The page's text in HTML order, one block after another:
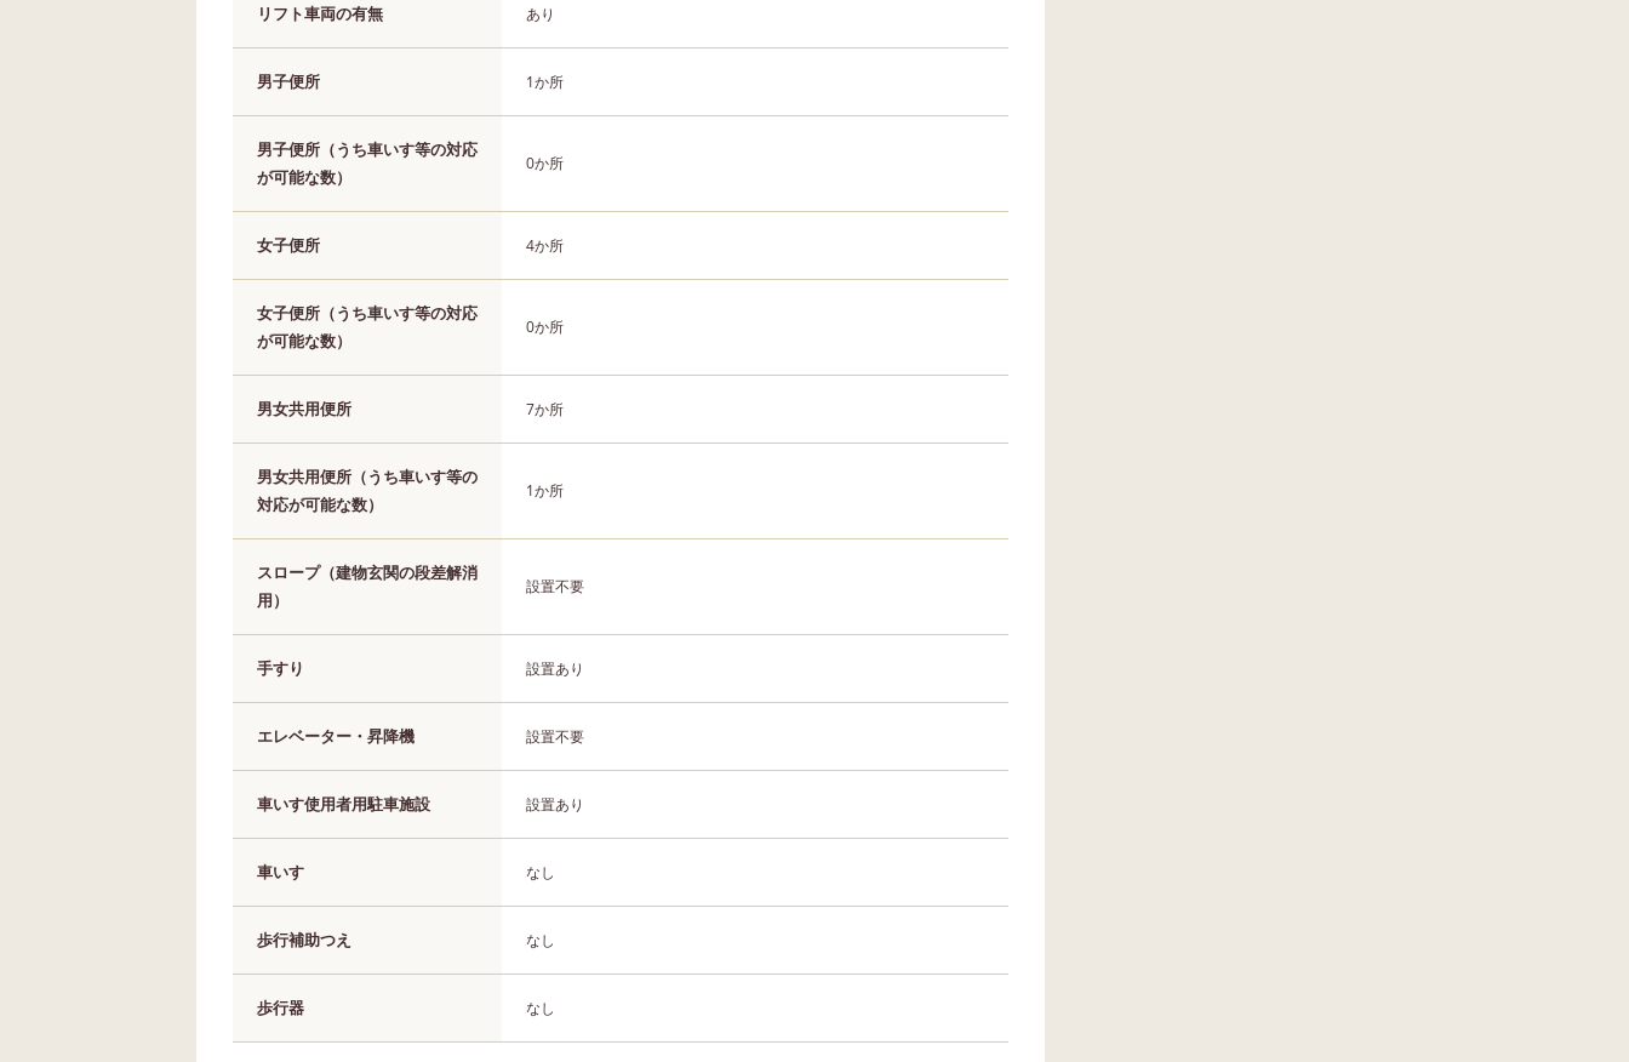
リフト車両の有無 あり
男子便所 1か所
男子便所（うち車いす等の対応
が可能な数）
0か所
女子便所 4か所
女子便所（うち車いす等の対応
が可能な数）
0か所
男女共用便所 7か所
男女共用便所（うち車いす等の
対応が可能な数）
1か所
スロープ（建物玄関の段差解消
用）
設置不要
手すり 設置あり
エレベーター・昇降機 設置不要
車いす使用者用駐車施設 設置あり
車いす なし
歩行補助つえ なし
歩行器 なし